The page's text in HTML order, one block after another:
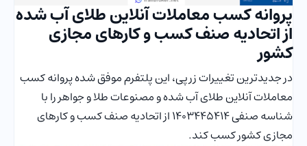
پروانه کسب معاملات آنلاین طلای آب شده
از اتحادیه صنف کسب و کارهای مجازی
کشور
در جدیدترین تغییرات زرپی، این پلتفرم موفق شده پروانه کسب
معاملات آنلاین طلای آب شده و مصنوعات طلا و جواهر را با
شناسه صنفی 1403445414 از اتحادیه صنف کسب و کارهای
مجازی کشور کسب کند.